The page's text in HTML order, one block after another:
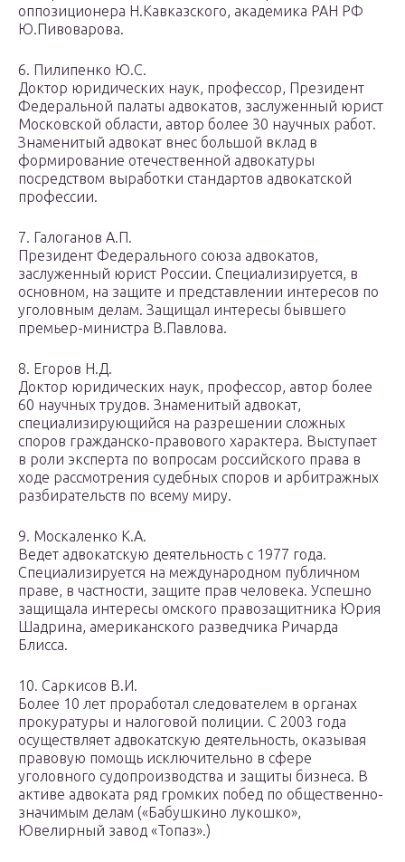
оппозиционера Н.Кавказского, академика РАН РФ
Ю.Пивоварова.
6. Пилипенко Ю.С.
Доктор юридических наук, профессор, Президент
Федеральной палаты адвокатов, заслуженный юрист
Московской области, автор более 30 научных работ.
Знаменитый адвокат внес большой вклад в
формирование отечественной адвокатуры
посредством выработки стандартов адвокатской
профессии.
7. Галоганов А.П.
Президент Федерального союза адвокатов,
заслуженный юрист России. Специализируется, в
основном, на защите и представлении интересов по
уголовным делам. Защищал интересы бывшего
премьер-министра В.Павлова.
8. Егоров Н.Д.
Доктор юридических наук, профессор, автор более
60 научных трудов. Знаменитый адвокат,
специализирующийся на разрешении сложных
споров гражданско-правового характера. Выступает
в роли эксперта по вопросам российского права в
ходе рассмотрения судебных споров и арбитражных
разбирательств по всему миру.
9. Москаленко К.А.
Ведет адвокатскую деятельность с 1977 года.
Специализируется на международном публичном
праве, в частности, защите прав человека. Успешно
защищала интересы омского правозащитника Юрия
Шадрина, американского разведчика Ричарда
Блисса.
10. Саркисов В.И.
Более 10 лет проработал следователем в органах
прокуратуры и налоговой полиции. С 2003 года
осуществляет адвокатскую деятельность, оказывая
правовую помощь исключительно в сфере
уголовного судопроизводства и защиты бизнеса. В
активе адвоката ряд громких побед по общественно-
значимым делам («Бабушкино лукошко»,
Ювелирный завод «Топаз».)